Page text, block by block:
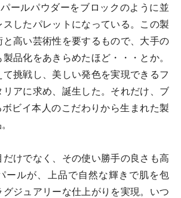
ールパウダーをブロックのように並
したパレットになっている。この製
高い芸術性を要するもので、大手の
品化をあきらめたほど・・・とか。
挑戦し、美しい発色を実現できるフ
リアに求め、誕生した。それだけ、ブ
ボビイ本人のこだわりから生まれた製
だけでなく、その使い勝手の良さも高
ールが、上品で自然な輝きで肌を包
ジュアリーな仕上がりを実現。いつ